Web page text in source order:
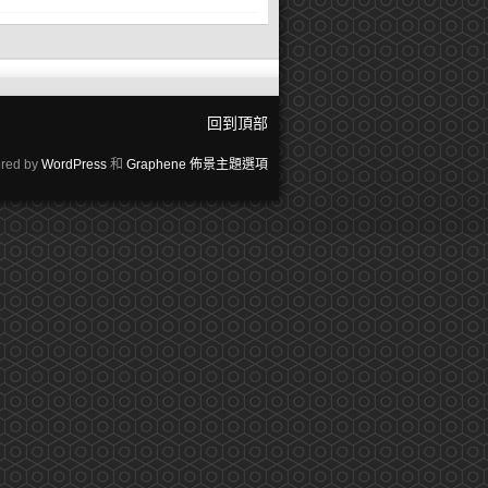
回到頂部
by WordPress 和 Graphene 佈景主題選項